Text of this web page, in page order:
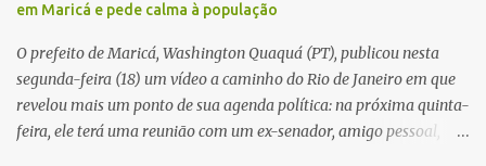
em Maricá e pede calma à população
O prefeito de Maricá, Washington Quaquá (PT), publicou nesta
segunda-feira (18) um vídeo a caminho do Rio de Janeiro em que
revelou mais um ponto de sua agenda política: na próxima quinta-
feira, ele terá uma reunião com um ex-senador, amigo pessoal,